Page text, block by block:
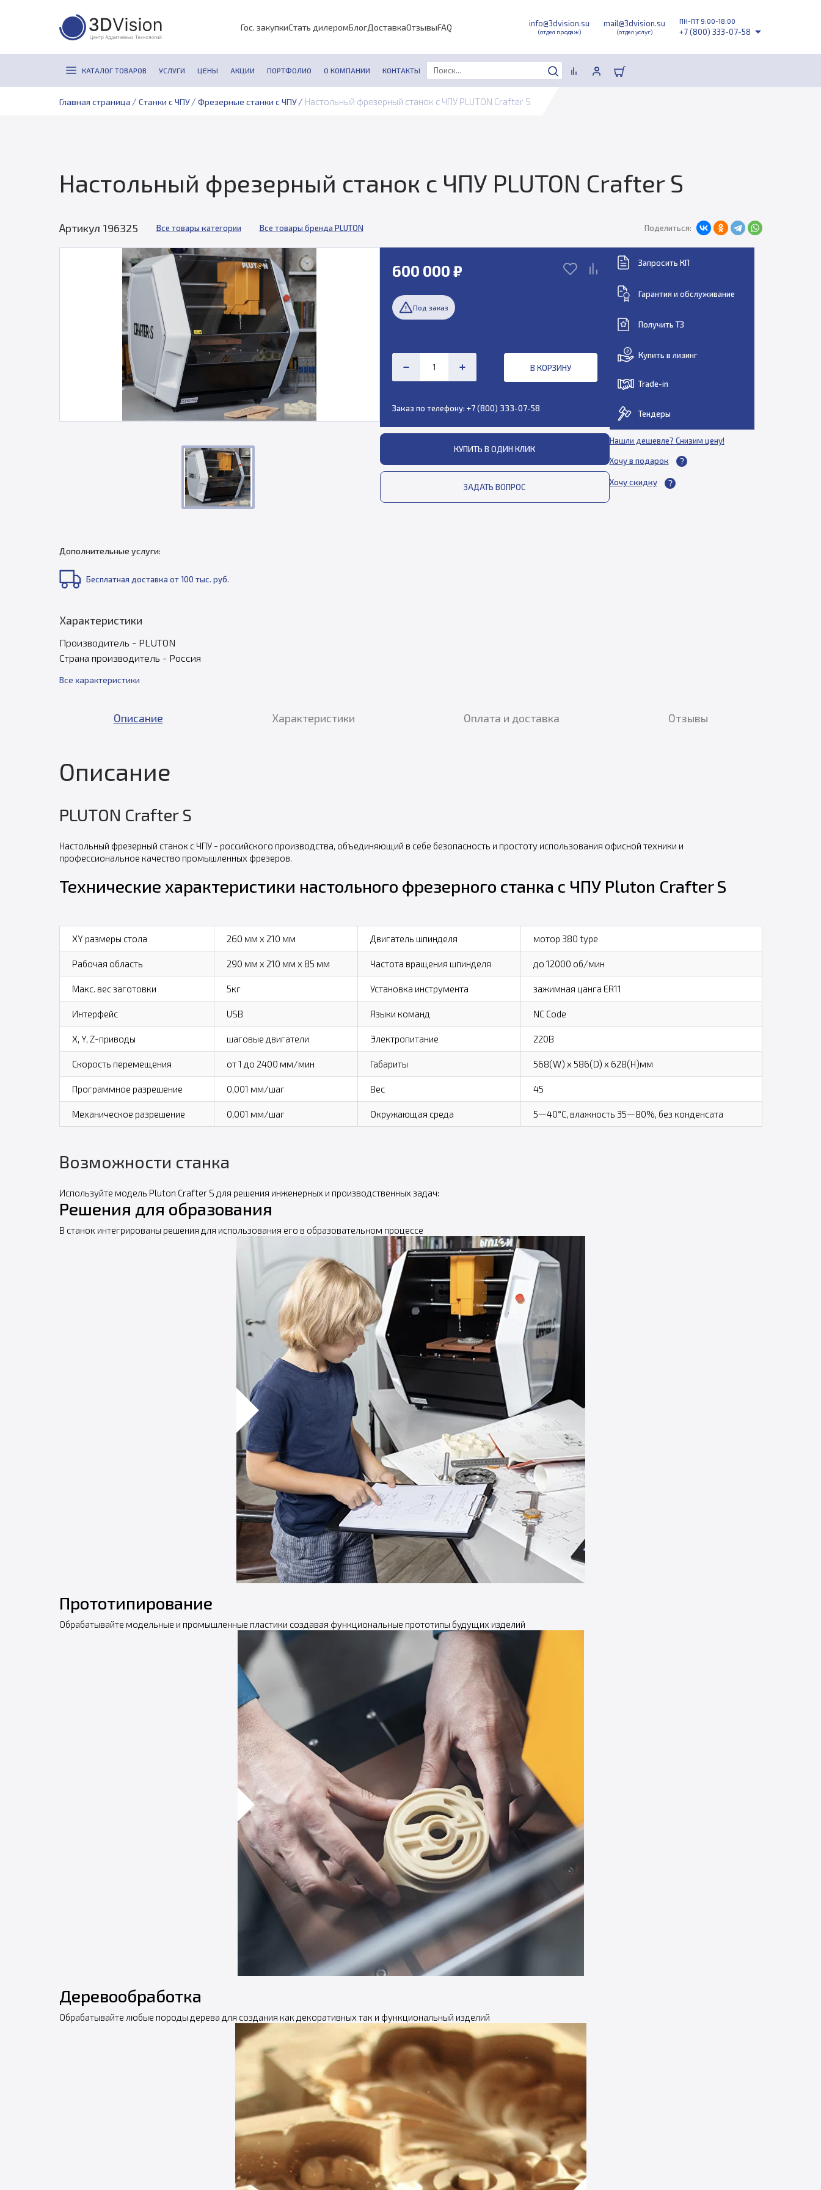
Гос. закупкиСтать дилеромБлогДоставкаОтзывыFAQ info@3dvision.su
(отдел продаж)
mail@3dvision.su
(отдел услуг)
ПН-ПТ 9:00-18:00
+7 (800) 333-07-58
КАТАЛОГ ТОВАРОВ УСЛУГИ ЦЕНЫ АКЦИИ ПОРТФОЛИО О КОМПАНИИ КОНТАКТЫ
Главная страница / Станки с ЧПУ / Фрезерные станки с ЧПУ / Настольный фрезерный станок с ЧПУ PLUTON Crafter S
Настольный фрезерный станок с ЧПУ PLUTON Crafter S
Артикул 196325 Все товары категории Все товары бренда PLUTON Поделиться:
600 000 ₽
Под заказ
В КОРЗИНУ
Заказ по телефону: +7 (800) 333-07-58
КУПИТЬ В ОДИН КЛИК
ЗАДАТЬ ВОПРОС
Запросить КП
Гарантия и обслуживание
Получить ТЗ
Купить в лизинг
Trade-in
Тендеры
Нашли дешевле? Снизим цену!
Хочу в подарок
Хочу скидку
Дополнительные услуги:
Бесплатная доставка от 100 тыс. руб.
Характеристики
Производитель - PLUTON
Страна производитель - Россия
Все характеристики
Описание Характеристики Оплата и доставка Отзывы
Описание
PLUTON Crafter S
Настольный фрезерный станок с ЧПУ - российского производства, объединяющий в себе безопасность и простоту использования офисной техники и
профессиональное качество промышленных фрезеров.
Технические характеристики настольного фрезерного станка с ЧПУ Pluton Crafter S
XY размеры стола 260 мм x 210 мм Двигатель шпинделя мотор 380 type
Рабочая область 290 мм x 210 мм x 85 мм Частота вращения шпинделя до 12000 об/мин
Макс. вес заготовки 5кг Установка инструмента зажимная цанга ER11
Интерфейс USB Языки команд NC Code
X, Y, Z-приводы шаговые двигатели Электропитание 220В
Скорость перемещения от 1 до 2400 мм/мин Габариты 568(W) x 586(D) x 628(H)мм
Программное разрешение 0,001 мм/шаг Вес 45
Механическое разрешение 0,001 мм/шаг Окружающая среда 5—40°C, влажность 35—80%, без конденсата
Возможности станка
Используйте модель Pluton Crafter S для решения инженерных и производственных задач:
Решения для образования
В станок интегрированы решения для использования его в образовательном процессе
Прототипирование
Обрабатывайте модельные и промышленные пластики создавая функциональные прототипы будущих изделий
Деревообработка
Обрабатывайте любые породы дерева для создания как декоративных так и функциональный изделий